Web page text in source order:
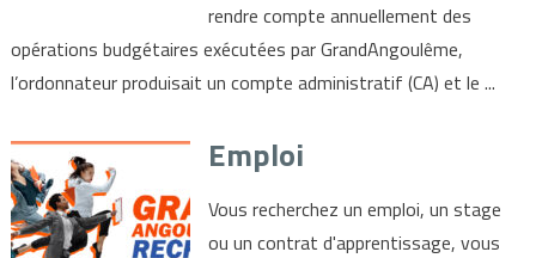
rendre compte annuellement des
opérations budgétaires exécutées par GrandAngoulême,
l’ordonnateur produisait un compte administratif (CA) et le ...
Emploi
Vous recherchez un emploi, un stage
ou un contrat d'apprentissage, vous